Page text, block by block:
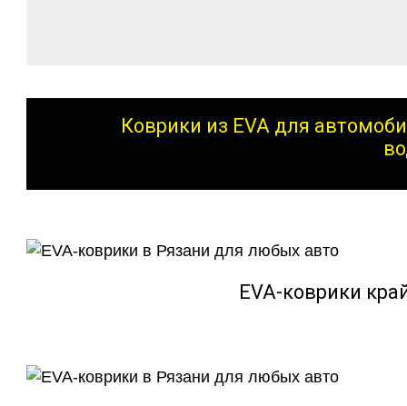
Коврики из EVA для
EVA-коврики